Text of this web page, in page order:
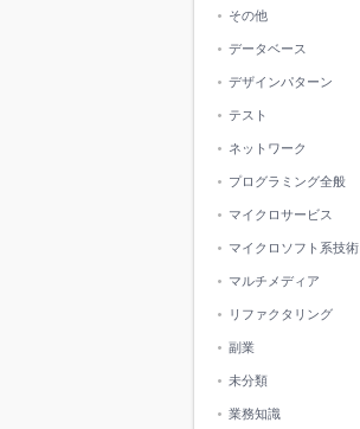
その他
データベース
デザインパターン
テスト
ネットワーク
プログラミング全般
マイクロサービス
マイクロソフト系技術
マルチメディア
リファクタリング
副業
未分類
業務知識